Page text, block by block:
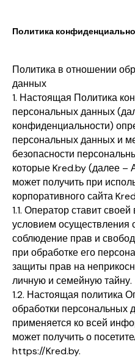
Политика
Политика в отношении
данных
1. Настоящая Политика
персональных данных
конфиденциальности)
персональных данных и
безопасности
которые Kred.by (далее –
может получить при
корпоративного сайта
1.1. Оператор ставит
условием осуществления
соблюдение прав и
при обработке его
защиты прав на
личную и семейную тайну.
1.2. Настоящая политика
обработки персональных
применяется ко всей
может получить о
https://Kred.by.